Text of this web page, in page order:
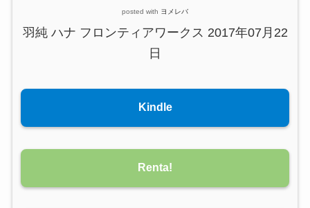
posted with ヨメレバ
羽純 ハナ フロンティアワークス 2017年07月22
日
Kindle
Renta!